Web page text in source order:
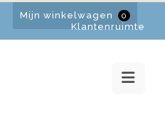
Mijn winkelwagen 0
Klantenruimte